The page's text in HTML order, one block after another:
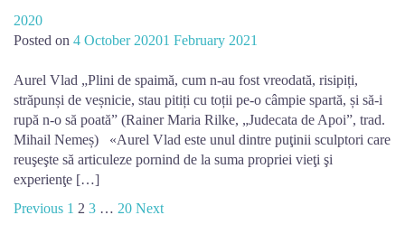
2020
Posted on 4 October 20201 February 2021
Aurel Vlad „Plini de spaimă, cum n-au fost vreodată, risipiți,
străpunși de veșnicie, stau pitiți cu toții pe-o câmpie spartă, și să-i
rupă n-o să poată” (Rainer Maria Rilke, „Judecata de Apoi”, trad.
Mihail Nemeș) «Aurel Vlad este unul dintre puţinii sculptori care
reuşeşte să articuleze pornind de la suma propriei vieţi şi
experienţe […]
Posts
Previous 1 2 3 … 20 Next